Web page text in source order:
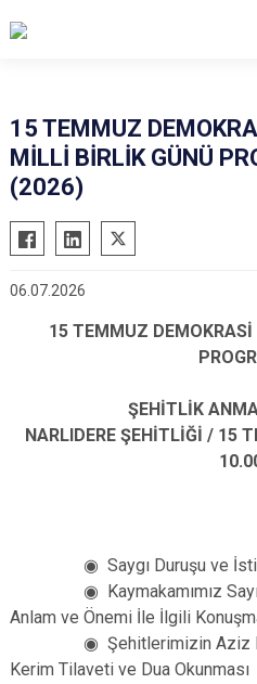
Aliağa
Balçova
Bayındır
Bornova
Çiğli
Foça
Kemalpaşa
Kiraz
Konak
Menderes
15 TEMMUZ
MİLLİ BİRLİK GÜNÜ
(2026)
06.07.2026
15 TEMMUZ
ŞEHİTLİK
NARLIDERE ŞEHİTLİĞİ / 15
◉ Saygı Duruşu ve İstiklal
◉ Kaymakamımız Sayın
Anlam ve Önemi İle İlgili
◉ Şehitlerimizin Aziz
Kerim Tilaveti ve Dua Okunması